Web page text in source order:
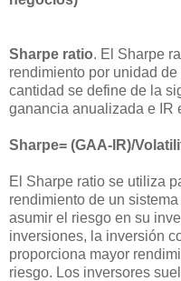
Sharpe ratio. El Sharpe
rendimiento por unidad
cantidad se define de la
ganancia anualizada e IR
Sharpe= (GAA-IR)/
El Sharpe ratio se utiliza
rendimiento de un
asumir el riesgo en su
inversiones, la inversión
proporciona mayor
riesgo. Los inversores